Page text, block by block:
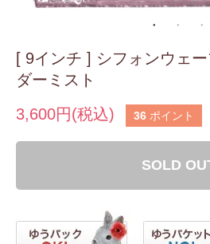
[ 9インチ ] シフォンウェ
ダーミスト
3,600円(税込)
36 ポイント
SOLD